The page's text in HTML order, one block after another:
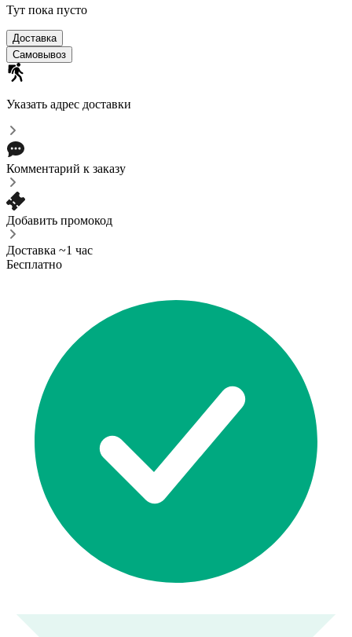
Тут пока пусто
Доставка
Самовывоз
Указать адрес доставки
Комментарий к заказу
Добавить промокод
Доставка ~1 час
Бесплатно